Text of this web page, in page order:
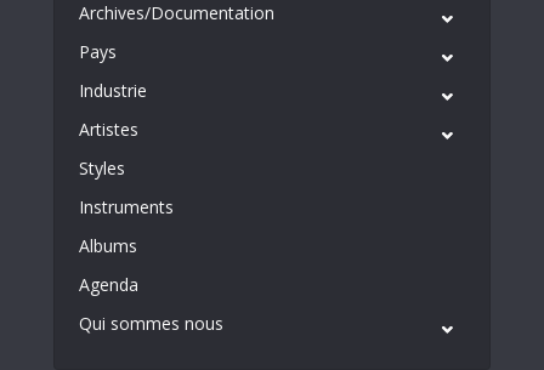
Archives/Documentation
Pays
Industrie
Artistes
Styles
Instruments
Albums
Agenda
Qui sommes nous